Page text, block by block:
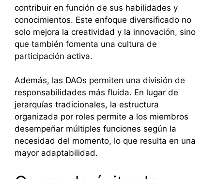
contribuir en función de sus habilidades y
conocimientos. Este enfoque diversificado no
solo mejora la creatividad y la innovación, sino
que también fomenta una cultura de
participación activa.
Además, las DAOs permiten una división de
responsabilidades más fluida. En lugar de
jerarquías tradicionales, la estructura
organizada por roles permite a los miembros
desempeñar múltiples funciones según la
necesidad del momento, lo que resulta en una
mayor adaptabilidad.